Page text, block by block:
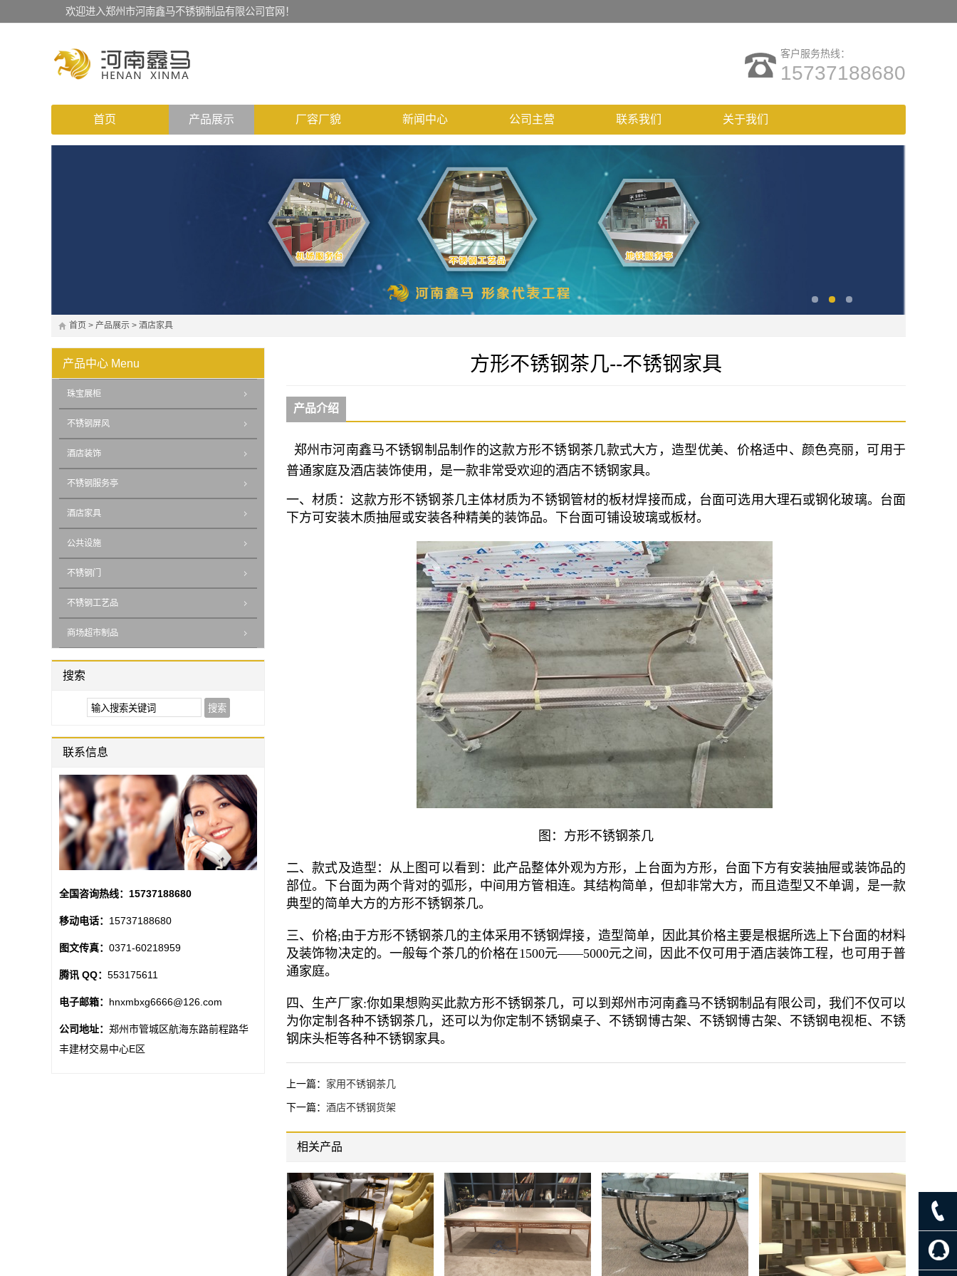
欢迎进入郑州市河南鑫马不锈钢制品有限公司官网！
客户服务热线：
15737188680
首页 产品展示 厂容厂貌 新闻中心 公司主营 联系我们 关于我们
首页 > 产品展示 > 酒店家具
方形不锈钢茶几--不锈钢家具
产品介绍
郑州市河南鑫马不锈钢制品制作的这款方形不锈钢茶几款式大方，造型优美、价格适中、颜色亮丽，可用于
普通家庭及酒店装饰使用，是一款非常受欢迎的酒店不锈钢家具。
一、材质：这款方形不锈钢茶几主体材质为不锈钢管材的板材焊接而成，台面可选用大理石或钢化玻璃。台面
下方可安装木质抽屉或安装各种精美的装饰品。下台面可铺设玻璃或板材。
图：方形不锈钢茶几
二、款式及造型：从上图可以看到：此产品整体外观为方形，上台面为方形，台面下方有安装抽屉或装饰品的
部位。下台面为两个背对的弧形，中间用方管相连。其结构简单，但却非常大方，而且造型又不单调，是一款
典型的简单大方的方形不锈钢茶几。
三、价格;由于方形不锈钢茶几的主体采用不锈钢焊接，造型简单，因此其价格主要是根据所选上下台面的材料
及装饰物决定的。一般每个茶几的价格在1500元——5000元之间，因此不仅可用于酒店装饰工程，也可用于普
通家庭。
四、生产厂家:你如果想购买此款方形不锈钢茶几，可以到郑州市河南鑫马不锈钢制品有限公司，我们不仅可以
为你定制各种不锈钢茶几，还可以为你定制不锈钢桌子、不锈钢博古架、不锈钢博古架、不锈钢电视柜、不锈
钢床头柜等各种不锈钢家具。
上一篇： 家用不锈钢茶几
下一篇： 酒店不锈钢货架
相关产品
产品中心 Menu
珠宝展柜
不锈钢屏风
酒店装饰
不锈钢服务亭
酒店家具
公共设施
不锈钢门
不锈钢工艺品
商场超市制品
搜索
联系信息
全国咨询热线： 15737188680
移动电话： 15737188680
图文传真： 0371-60218959
腾讯 QQ： 553175611
电子邮箱： hnxmbxg6666@126.com
公司地址： 郑州市管城区航海东路前程路华
丰建材交易中心E区